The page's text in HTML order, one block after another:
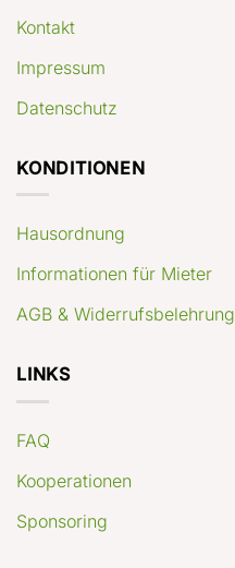
Kontakt
Impressum
Datenschutz
KONDITIONEN
Hausordnung
Informationen für Mieter
AGB & Widerrufsbelehrung
LINKS
FAQ
Kooperationen
Sponsoring